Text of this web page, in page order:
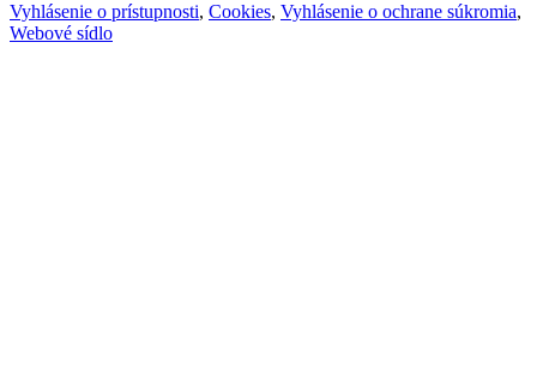
Vyhlásenie o prístupnosti, Cookies, Vyhlásenie o ochrane súkromia,
Webové sídlo